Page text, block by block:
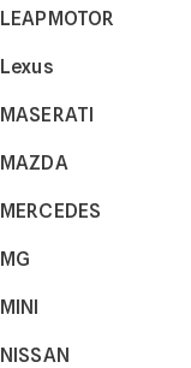
LEAPMOTOR
Lexus
MASERATI
MAZDA
MERCEDES
MG
MINI
NISSAN